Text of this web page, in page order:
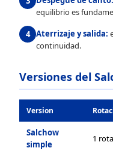
equilibrio es
Aterrizaje y salida:
continuidad.
Versiones del
Version
Salchow
simple
1